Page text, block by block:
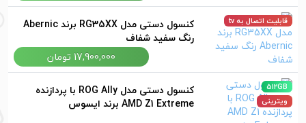
قابلیت اتصال به tv
کنسول دستی مدل RG35XX برند Abernic
رنگ سفید شفاف
17,900,000 تومان
512GB
ویترینی
کنسول دستی مدل ROG Ally با پردازنده
AMD Z1 Extreme برند ایسوس